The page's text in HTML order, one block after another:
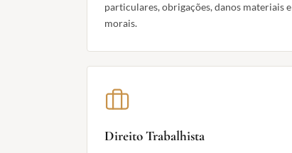
particulares, obrigações, danos materiais e
morais.
Direito Trabalhista